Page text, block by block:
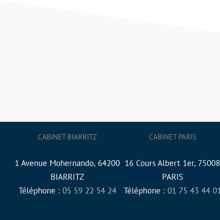
CABINET BIARRITZ
1 Avenue Mohernando, 64200
BIARRITZ
Téléphone : 05 59 22 54 24
CABINET PARIS
16 Cours Albert 1er, 75008
PARIS
Téléphone : 01 75 43 44